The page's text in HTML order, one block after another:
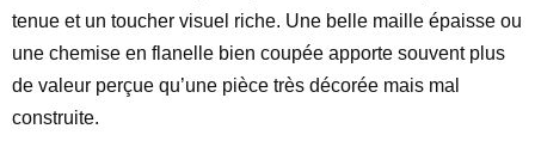
tenue et un toucher visuel riche. Une belle maille épaisse ou
une chemise en flanelle bien coupée apporte souvent plus
de valeur perçue qu’une pièce très décorée mais mal
construite.